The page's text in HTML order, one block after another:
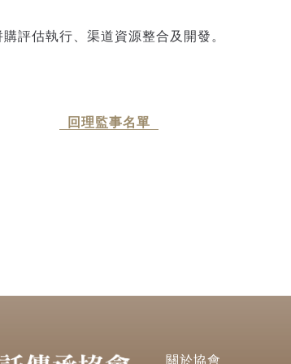
評估執行、渠道資源整合及開發。
回理監事名單
關於協會